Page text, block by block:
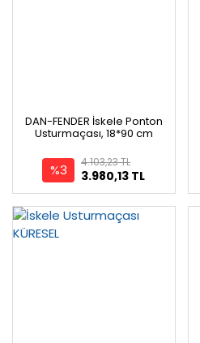
DAN-FENDER İskele Ponton
Usturmaçası, 18*90 cm
%3 3.980,13 TL
4.103,23 TL